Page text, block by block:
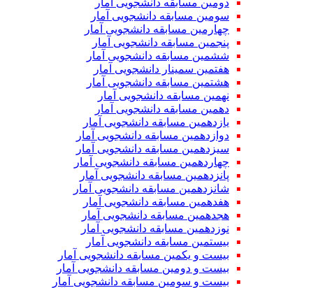
دومین مسابقه دانشجویی آمار
سومین مسابقه دانشجویی آمار
چهارمین مسابقه دانشجویی آمار
پنجمین مسابقه دانشجویی آمار
ششمین مسابقه دانشجویی آمار
هفتمین سمینار دانشجویی آمار
هشتمین مسابقه دانشجویی آمار
نهمین مسابقه دانشجویی آمار
دهمین مسابقه دانشجویی آمار
یازدهمین مسابقه دانشجویی آمار
دوازدهمین مسابقه دانشجویی آمار
سیزدهمین مسابقه دانشجویی آمار
چهاردهمین مسابقه دانشجویی آمار
پانزدهمین مسابقه دانشجویی آمار
شانزدهمین مسابقه دانشجویی آمار
هفدهمین مسابقه دانشجویی آمار
هجدهمین مسابقه دانشجویی آمار
نوزدهمین مسابقه دانشجویی آمار
بیستمین مسابقه دانشجویی آمار
بیست و یکمین مسابقه دانشجویی آمار
بیست و دومین مسابقه دانشجویی آمار
بیست و سومین مسابقه دانشجویی آمار